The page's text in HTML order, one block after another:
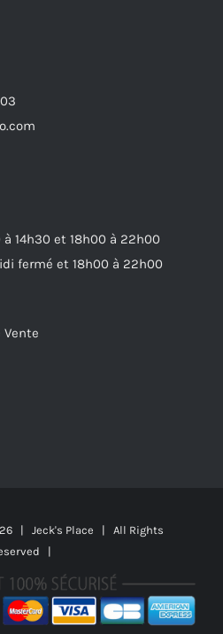
à 14h30 et 18h00 à 22h00
fermé et 18h00 à 22h00
Vente
| Jeck's Place | All Rights
|